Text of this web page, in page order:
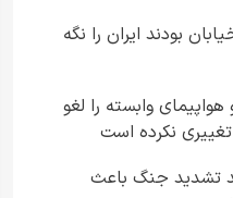
بودند ایران را نگه
وابسته را لغو
نکرده است
تشدید جنگ باعث